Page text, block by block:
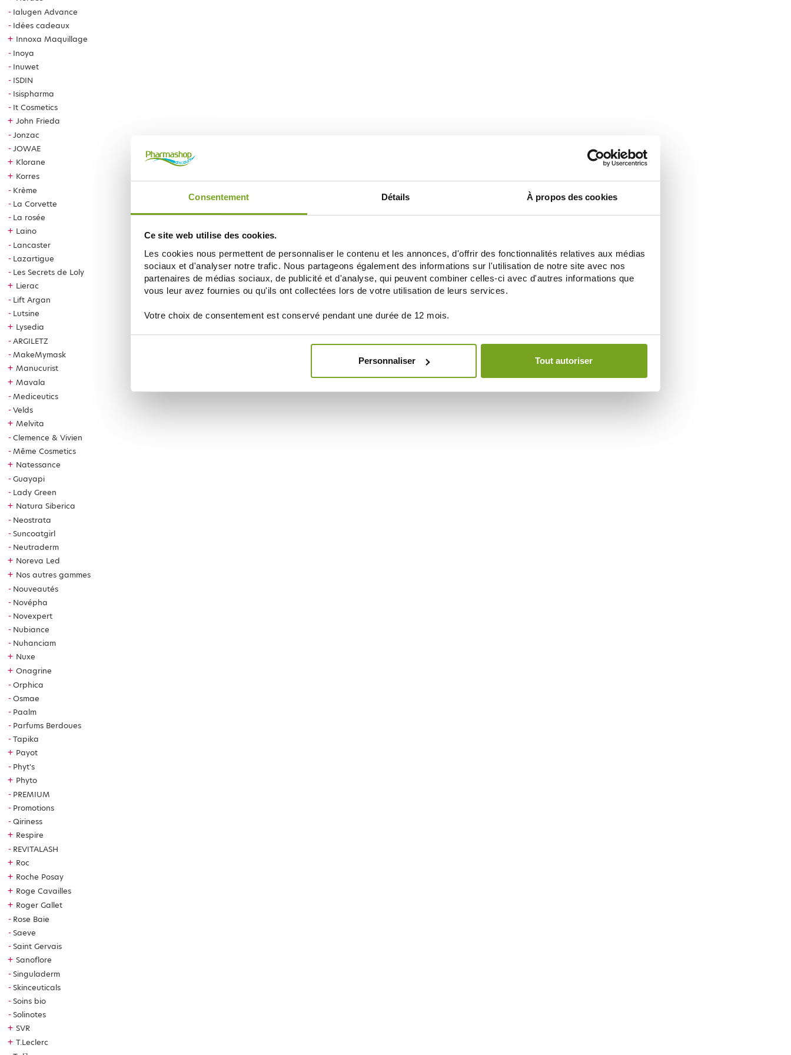
Consentement Détails À propos des cookies
Ce site web utilise des cookies.
Les cookies nous permettent de personnaliser le contenu et les annonces, d'offrir des fonctionnalités relatives aux médias
sociaux et d'analyser notre trafic. Nous partageons également des informations sur l'utilisation de notre site avec nos
partenaires de médias sociaux, de publicité et d'analyse, qui peuvent combiner celles-ci avec d'autres informations que
vous leur avez fournies ou qu'ils ont collectées lors de votre utilisation de leurs services.
Votre choix de consentement est conservé pendant une durée de 12 mois.
Personnaliser Tout autoriser
Ialugen Advance
Idées cadeaux
+ Innoxa Maquillage
Inoya
Inuwet
ISDIN
Isispharma
It Cosmetics
+ John Frieda
Jonzac
JOWAE
+ Klorane
+ Korres
Krème
La Corvette
La rosée
+ Laino
Lancaster
Lazartigue
Les Secrets de Loly
+ Lierac
Lift Argan
Lutsine
+ Lysedia
ARGILETZ
MakeMymask
+ Manucurist
+ Mavala
Mediceutics
Velds
+ Melvita
Clemence & Vivien
Même Cosmetics
+ Natessance
Guayapi
Lady Green
+ Natura Siberica
Neostrata
Suncoatgirl
Neutraderm
+ Noreva Led
+ Nos autres gammes
Nouveautés
Novépha
Novexpert
Nubiance
Nuhanciam
+ Nuxe
+ Onagrine
Orphica
Osmae
Paalm
Parfums Berdoues
Tapika
+ Payot
Phyt's
+ Phyto
PREMIUM
Promotions
Qiriness
+ Respire
REVITALASH
+ Roc
+ Roche Posay
+ Roge Cavailles
+ Roger Gallet
Rose Baie
Saeve
Saint Gervais
+ Sanoflore
Singuladerm
Skinceuticals
Soins bio
Solinotes
+ SVR
+ T.Leclerc